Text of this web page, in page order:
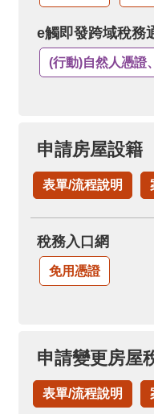
e觸即發跨域稅務
(行動)自然人憑證
申請房屋設籍
表單/流程說明
稅務入口網
免用憑證
申請變更房屋
表單/流程說明